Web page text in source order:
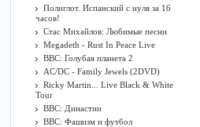
Полиглот. Испанский с нуля за 16
часов!
Стас Михайлов: Любимые песни
Megadeth - Rust In Peace Live
BBC: Голубая планета 2
AC/DC - Family Jewels (2DVD)
Ricky Martin... Live Black & White
Tour
BBC: Династии
BBC: Фашизм и футбол